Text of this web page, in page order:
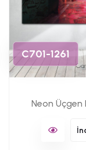
C701-1261
Neon